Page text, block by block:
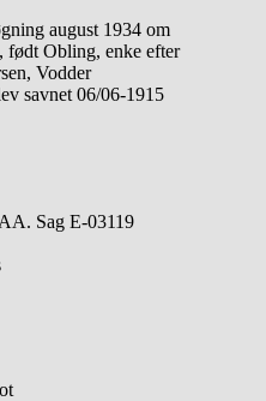
august 1934 om
født Obling, enke efter
Vodder
savnet 06/06-1915
Sag E-03119